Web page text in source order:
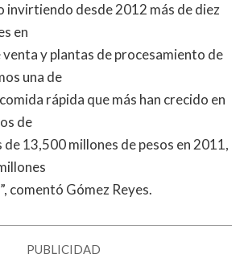
invirtiendo desde 2012 más de diez
en
y plantas de procesamiento de
una de
rápida que más han crecido en
de
13,500 millones de pesos en 2011,
comentó Gómez Reyes.
PUBLICIDAD